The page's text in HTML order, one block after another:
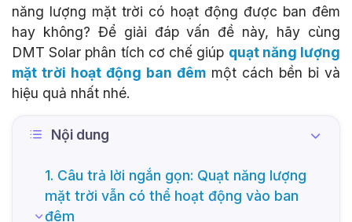
năng lượng mặt trời có hoạt động được ban đêm
hay không? Để giải đáp vấn đề này, hãy cùng
DMT Solar phân tích cơ chế giúp quạt năng lượng
mặt trời hoạt động ban đêm một cách bền bỉ và
hiệu quả nhất nhé.
Nội dung
1. Câu trả lời ngắn gọn: Quạt năng lượng
mặt trời vẫn có thể hoạt động vào ban
đêm